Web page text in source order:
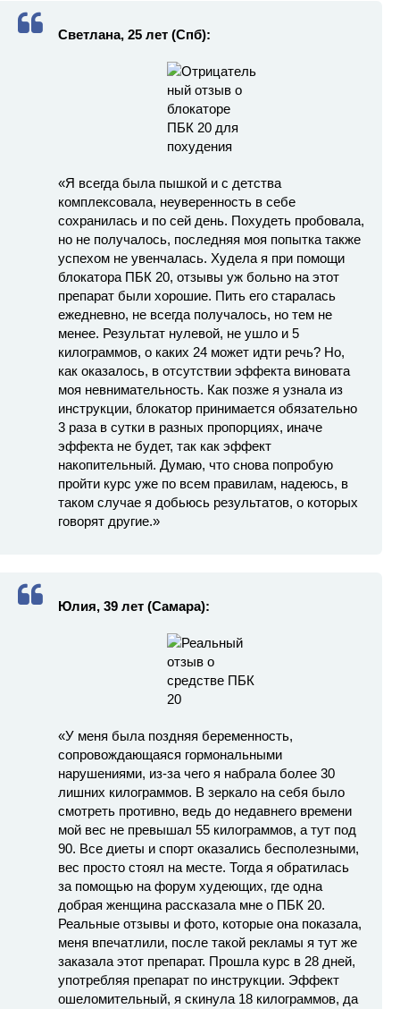
Светлана, 25 лет (Спб):
«Я всегда была пышкой и с детства
комплексовала, неуверенность в себе
сохранилась и по сей день. Похудеть пробовала,
но не получалось, последняя моя попытка также
успехом не увенчалась. Худела я при помощи
блокатора ПБК 20, отзывы уж больно на этот
препарат были хорошие. Пить его старалась
ежедневно, не всегда получалось, но тем не
менее. Результат нулевой, не ушло и 5
килограммов, о каких 24 может идти речь? Но,
как оказалось, в отсутствии эффекта виновата
моя невнимательность. Как позже я узнала из
инструкции, блокатор принимается обязательно
3 раза в сутки в разных пропорциях, иначе
эффекта не будет, так как эффект
накопительный. Думаю, что снова попробую
пройти курс уже по всем правилам, надеюсь, в
таком случае я добьюсь результатов, о которых
говорят другие.»
Юлия, 39 лет (Самара):
«У меня была поздняя беременность,
сопровождающаяся гормональными
нарушениями, из-за чего я набрала более 30
лишних килограммов. В зеркало на себя было
смотреть противно, ведь до недавнего времени
мой вес не превышал 55 килограммов, а тут под
90. Все диеты и спорт оказались бесполезными,
вес просто стоял на месте. Тогда я обратилась
за помощью на форум худеющих, где одна
добрая женщина рассказала мне о ПБК 20.
Реальные отзывы и фото, которые она показала,
меня впечатлили, после такой рекламы я тут же
заказала этот препарат. Прошла курс в 28 дней,
употребляя препарат по инструкции. Эффект
ошеломительный, я скинула 18 килограммов, да